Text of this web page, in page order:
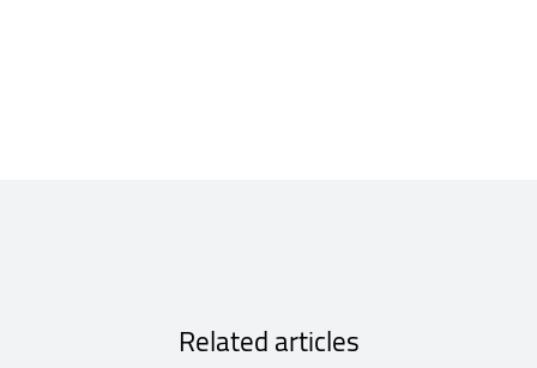
Related articles